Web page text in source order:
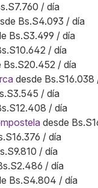
/ día
Bs.S4.093 / día
Bs.S3.499 / día
/ día
Bs.S20.452 / día
desde Bs.S16.038
/ día
/ día
desde
/ día
/ día
/ día
Bs.S4.804 / día